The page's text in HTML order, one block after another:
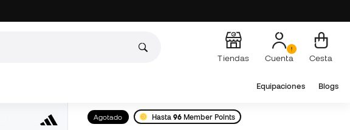
Tiendas Cuenta Cesta
Equipaciones Blogs
Agotado Hasta96 Member Points